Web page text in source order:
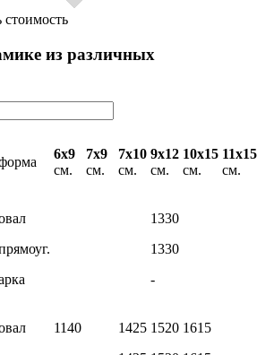
стоимость
из различных
6х9
см.
7х9
см.
7х10
см.
9х12
см.
10х15
см.
11х15
см.
1330
1330
-
1140
1425 1520 1615